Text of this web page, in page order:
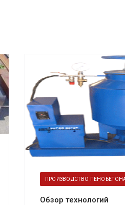
ПРОИЗВОДСТВО
Обзор технологий